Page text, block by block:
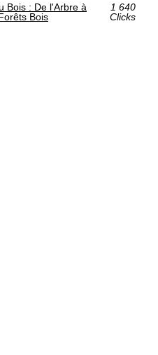
Bois : De l'Arbre à
Bois
1 640
Clicks